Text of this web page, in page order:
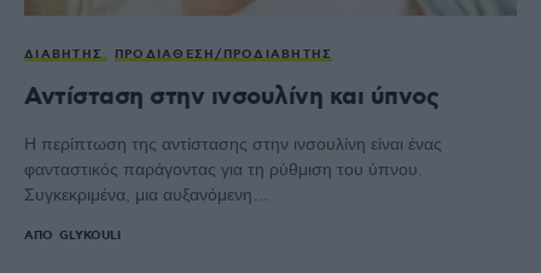
ΔΙΑΒΉΤΗΣ ΠΡΟΔΙΆΘΕΣΗ/ΠΡΟΔΙΑΒΉΤΗΣ
Αντίσταση στην ινσουλίνη και ύπνος
Η περίπτωση της αντίστασης στην ινσουλίνη είναι ένας
φανταστικός παράγοντας για τη ρύθμιση του ύπνου.
Συγκεκριμένα, μια αυξανόμενη…
ΑΠΌ GLYKOULI